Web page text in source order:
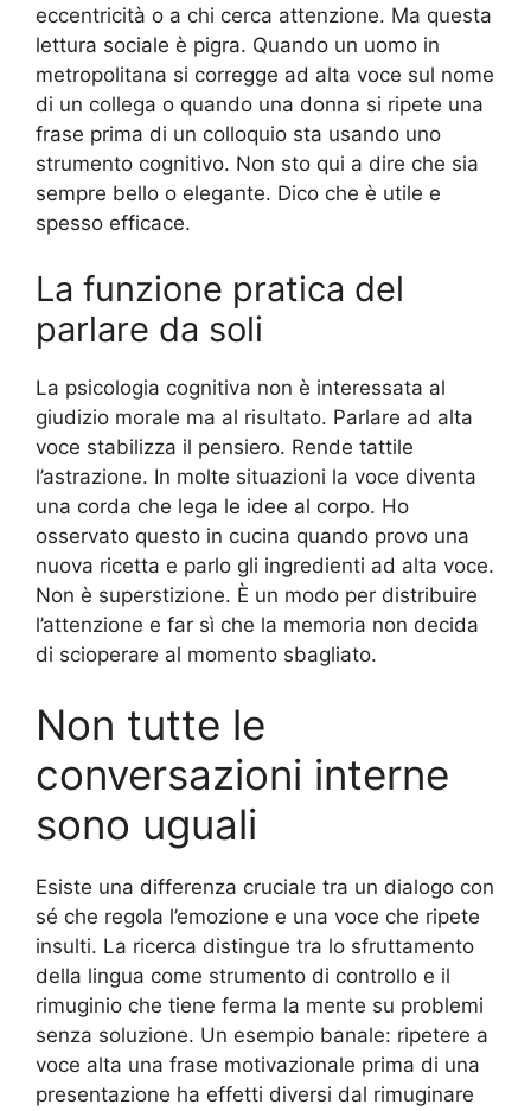
eccentricità o a chi cerca attenzione. Ma questa
lettura sociale è pigra. Quando un uomo in
metropolitana si corregge ad alta voce sul nome
di un collega o quando una donna si ripete una
frase prima di un colloquio sta usando uno
strumento cognitivo. Non sto qui a dire che sia
sempre bello o elegante. Dico che è utile e
spesso efficace.
La funzione pratica del
parlare da soli
La psicologia cognitiva non è interessata al
giudizio morale ma al risultato. Parlare ad alta
voce stabilizza il pensiero. Rende tattile
l’astrazione. In molte situazioni la voce diventa
una corda che lega le idee al corpo. Ho
osservato questo in cucina quando provo una
nuova ricetta e parlo gli ingredienti ad alta voce.
Non è superstizione. È un modo per distribuire
l’attenzione e far sì che la memoria non decida
di scioperare al momento sbagliato.
Non tutte le
conversazioni interne
sono uguali
Esiste una differenza cruciale tra un dialogo con
sé che regola l’emozione e una voce che ripete
insulti. La ricerca distingue tra lo sfruttamento
della lingua come strumento di controllo e il
rimuginio che tiene ferma la mente su problemi
senza soluzione. Un esempio banale: ripetere a
voce alta una frase motivazionale prima di una
presentazione ha effetti diversi dal rimuginare